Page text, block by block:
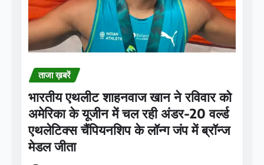
ताजा ख़बरें
भारतीय एथलीट शाहनवाज खान ने रविवार को
अमेरिका के यूजीन में चल रही अंडर-20 वर्ल्ड
एथलेटिक्स चैंपियनशिप के लॉन्ग जंप में ब्रॉन्ज
मेडल जीता
Praveen Kumar Dubey Aug 9, 2026